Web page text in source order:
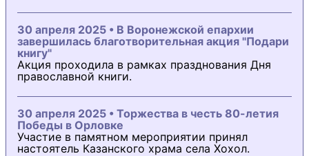
30 апреля 2025 • В Воронежской епархии
завершилась благотворительная акция "Подари
книгу"
Акция проходила в рамках празднования Дня
православной книги.
30 апреля 2025 • Торжества в честь 80-летия
Победы в Орловке
Участие в памятном мероприятии принял
настоятель Казанского храма села Хохол.